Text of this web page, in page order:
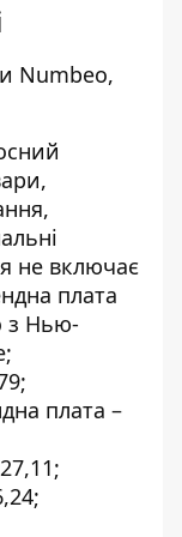
Numbeo,
не включає
плата
з Нью-
плата –